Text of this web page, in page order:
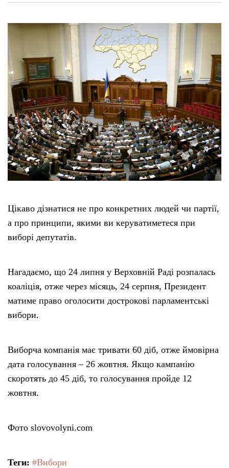
Цікаво дізнатися не про конкретних людей чи партії,
а про принципи, якими ви керуватиметеся при
виборі депутатів.
Нагадаємо, що 24 липня у Верховній Раді розпалась
коаліція, отже через місяць, 24 серпня, Президент
матиме право оголосити дострокові парламентські
вибори.
Виборча компанія має тривати 60 діб, отже ймовірна
дата голосування – 26 жовтня. Якщо кампанію
скоротять до 45 діб, то голосування пройде 12
жовтня.
Фото slovovolyni.com
Теги: #Вибори